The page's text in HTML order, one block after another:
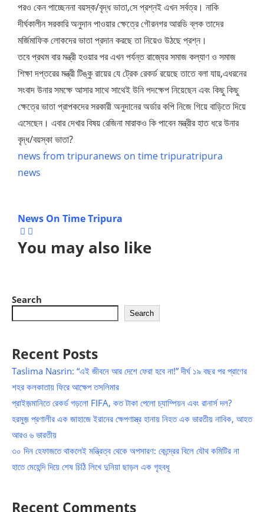
পরও কেন পাচ্ছেননা বয়স্ক/বৃদ্ধ ভাতা,সে প্রশ্নই এখন সর্বত্র। নাকি
দীর্ঘকালীন সরকারি অনুদান পাওয়ার ক্ষেত্রে গৌরনগর আরডি ব্লক তাদের
মর্জিমাফিক লোকদের ভাতা প্রদান করছে তা নিয়েও উঠছে প্রশ্ন।
তবে প্রথম বার মন্ত্রী হওয়ার পর এখন পর্যন্ত রাজ্যের সমাজ কল্যাণ ও সমাজ
শিক্ষা দপ্তরের মন্ত্রী টিঙ্কু রায়ের যে ট্রেক রেকর্ড রয়েছে তাতে বলা যায়,এধরনের
সংবাদ উনার সমক্ষে আসার সাথে সাথেই উনি পদক্ষেপ নিয়েছেন এবং কিছু কিছু
ক্ষেত্রে ভাতা প্রাপকদের সরকারী অনুদানের অর্ডার কপি নিজে গিয়ে বাড়িতে দিয়ে
এসেছেন। এবার দেখার বিষয় রেজিনা মারাকও কি পাবেন মন্ত্রীর হাত ধরে উনার
বৃদ্ধ/বয়স্কা ভাতা?
news from tripuranews on time tripuratripura
news
News On Time Tripura
You may also like
Search
Search
Recent Posts
Taslima Nasrin: “এই জীবনে আর দেশে ফেরা হবে না!” দীর্ঘ ১৯ বছর পর প্রাণের
শহর কলকাতায় ফিরে আক্ষেপ তসলিমার
প্রাইজ়মানিতে রেকর্ড গড়লো FIFA, কত টাকা পেলো চ্যাম্পিয়ন এবং রানার্স দল?
হরমুজ় প্রণালীর এক জাহাজে ইরানের ক্ষেপণাস্ত্র হানায় নিহত এক ভারতীয় নাবিক, আহত
আরও ৬ ভারতীয়
৩০ দিন হেফাজতে থাকলেই মন্ত্রিত্ব থেকে অপসারণ: কেন্দ্রের বিলে যৌথ কমিটির না
হাতে মেহেন্দি দিয়ে শেষ চিঠি লিখে দুনিয়া ছাড়ল এক গৃহবধূ
Recent Comments